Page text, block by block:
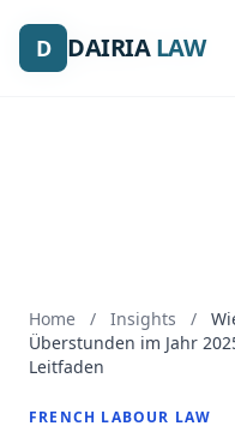
D DAIRIALAW
D DAIRIALAW
Home / Insights /
Überstunden im Jahr
Leitfaden
FRENCH LABOUR LAW